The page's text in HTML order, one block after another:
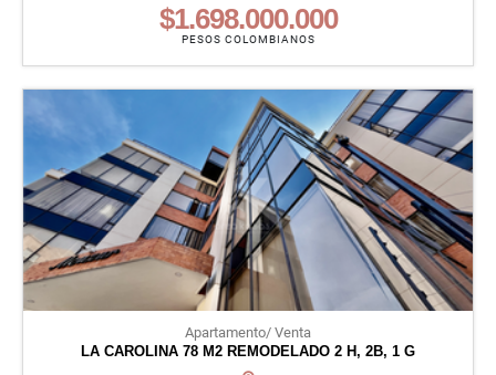
$1.698.000.000
PESOS COLOMBIANOS
Apartamento/ Venta
LA CAROLINA 78 M2 REMODELADO 2 H, 2B, 1 G